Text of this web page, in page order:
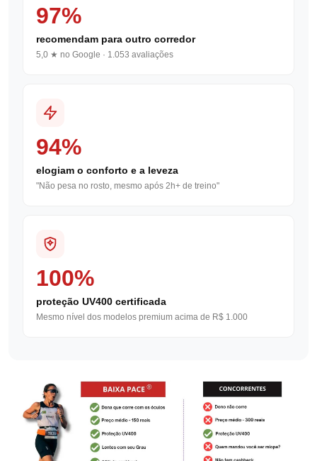
97%
recomendam para outro corredor
5,0 ★ no Google · 1.053 avaliações
94%
elogiam o conforto e a leveza
"Não pesa no rosto, mesmo após 2h+ de treino"
100%
proteção UV400 certificada
Mesmo nível dos modelos premium acima de R$ 1.000